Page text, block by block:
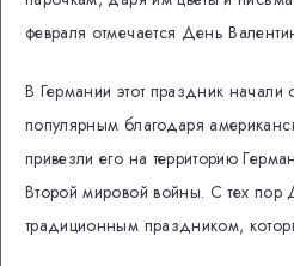
февраля отмечается День
В Германии этот праздник начали
популярным благодаря
привезли его на территорию
Второй мировой войны. С тех пор
традиционным праздником,